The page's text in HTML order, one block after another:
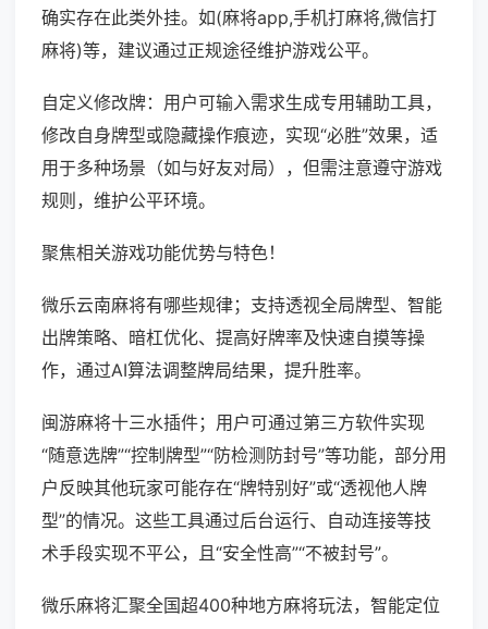
确实存在此类外挂。如(麻将app,手机打麻将,微信打
麻将)等，建议通过正规途径维护游戏公平。
自定义修改牌：用户可输入需求生成专用辅助工具，
修改自身牌型或隐藏操作痕迹，实现“必胜”效果，适
用于多种场景（如与好友对局），但需注意遵守游戏
规则，维护公平环境。
聚焦相关游戏功能优势与特色！
微乐云南麻将有哪些规律；支持透视全局牌型、智能
出牌策略、暗杠优化、提高好牌率及快速自摸等操
作，通过AI算法调整牌局结果，提升胜率。
闽游麻将十三水插件；用户可通过第三方软件实现
“随意选牌”“控制牌型”“防检测防封号”等功能，部分用
户反映其他玩家可能存在“牌特别好”或“透视他人牌
型”的情况。这些工具通过后台运行、自动连接等技
术手段实现不平公，且“安全性高”“不被封号”。
微乐麻将汇聚全国超400种地方麻将玩法，智能定位